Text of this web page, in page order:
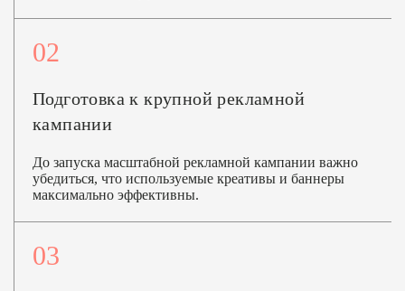
02
Подготовка к крупной рекламной
кампании
До запуска масштабной рекламной кампании важно
убедиться, что используемые креативы и баннеры
максимально эффективны.
03